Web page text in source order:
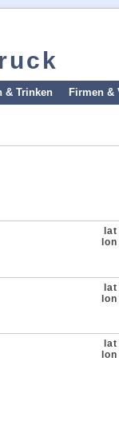
& Trinken Firmen &